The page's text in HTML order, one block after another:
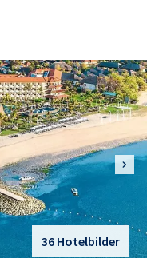
36 Hotelbilder